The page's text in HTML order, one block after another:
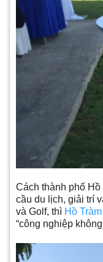
Cách thành phố
cầu du lịch, giải trí
và Golf, thì Hồ
“công nghiệp